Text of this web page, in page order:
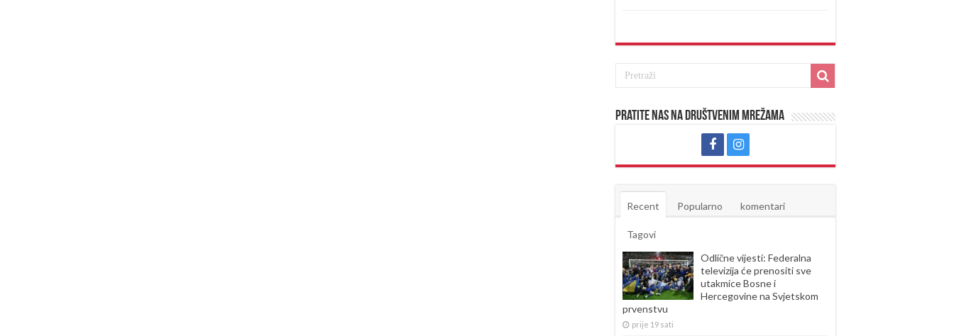
Pratite nas na društvenim mrežama
Recent Popularno komentari
Tagovi
Odlične vijesti: Federalna
televizija će prenositi sve
utakmice Bosne i
Hercegovine na Svjetskom
prvenstvu
prije 19 sati